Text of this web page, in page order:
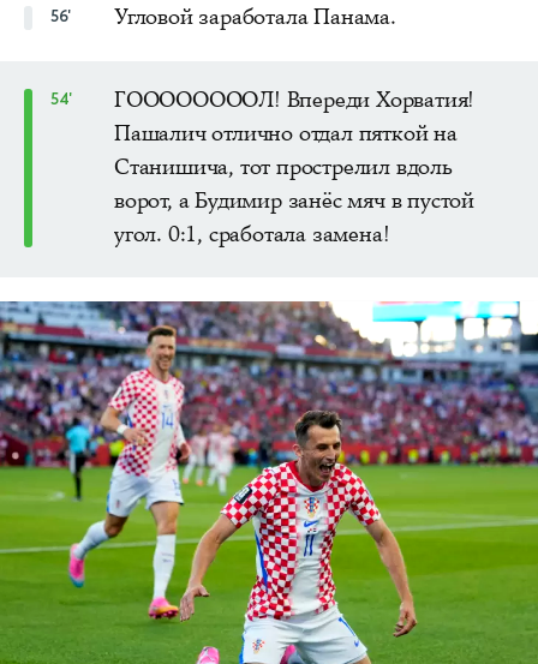
56' Угловой заработала Панама.
54'
ГООООООООЛ! Впереди Хорватия!
Пашалич отлично отдал пяткой на
Станишича, тот прострелил вдоль
ворот, а Будимир занёс мяч в пустой
угол. 0:1, сработала замена!